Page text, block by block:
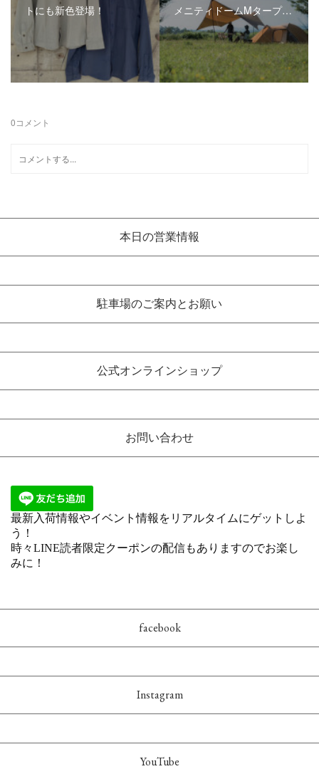
トにも新色登場！
メニティドームMタープ…
0コメント
本日の営業情報
駐車場のご案内とお願い
公式オンラインショップ
お問い合わせ
facebook
Instagram
YouTube